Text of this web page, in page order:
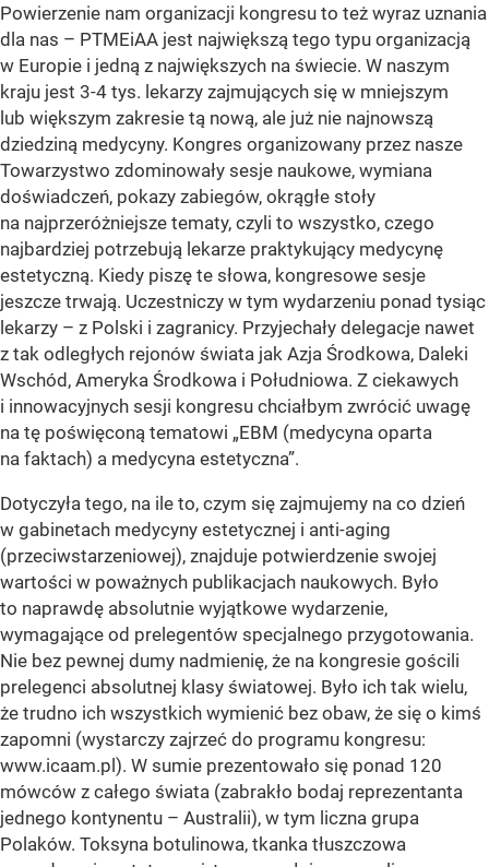
Powierzenie nam organizacji kongresu to też wyraz uznania
dla nas – PTMEiAA jest największą tego typu organizacją
w Europie i jedną z największych na świecie. W naszym
kraju jest 3-4 tys. lekarzy zajmujących się w mniejszym
lub większym zakresie tą nową, ale już nie najnowszą
dziedziną medycyny. Kongres organizowany przez nasze
Towarzystwo zdominowały sesje naukowe, wymiana
doświadczeń, pokazy zabiegów, okrągłe stoły
na najprzeróżniejsze tematy, czyli to wszystko, czego
najbardziej potrzebują lekarze praktykujący medycynę
estetyczną. Kiedy piszę te słowa, kongresowe sesje
jeszcze trwają. Uczestniczy w tym wydarzeniu ponad tysiąc
lekarzy – z Polski i zagranicy. Przyjechały delegacje nawet
z tak odległych rejonów świata jak Azja Środkowa, Daleki
Wschód, Ameryka Środkowa i Południowa. Z ciekawych
i innowacyjnych sesji kongresu chciałbym zwrócić uwagę
na tę poświęconą tematowi „EBM (medycyna oparta
na faktach) a medycyna estetyczna”.
Dotyczyła tego, na ile to, czym się zajmujemy na co dzień
w gabinetach medycyny estetycznej i anti-aging
(przeciwstarzeniowej), znajduje potwierdzenie swojej
wartości w poważnych publikacjach naukowych. Było
to naprawdę absolutnie wyjątkowe wydarzenie,
wymagające od prelegentów specjalnego przygotowania.
Nie bez pewnej dumy nadmienię, że na kongresie gościli
prelegenci absolutnej klasy światowej. Było ich tak wielu,
że trudno ich wszystkich wymienić bez obaw, że się o kimś
zapomni (wystarczy zajrzeć do programu kongresu:
www.icaam.pl). W sumie prezentowało się ponad 120
mówców z całego świata (zabrakło bodaj reprezentanta
jednego kontynentu – Australii), w tym liczna grupa
Polaków. Toksyna botulinowa, tkanka tłuszczowa